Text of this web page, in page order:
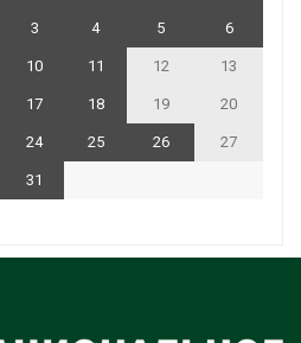
3 4 5 6
10 11 12 13
17 18 19 20
24 25 26 27
31